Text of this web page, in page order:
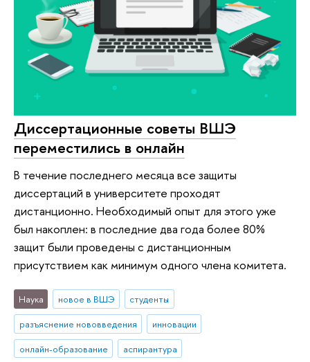
Диссертационные советы ВШЭ
переместились в онлайн
В течение последнего месяца все защиты
диссертаций в университете проходят
дистанционно. Необходимый опыт для этого уже
был накоплен: в последние два года более 80%
защит были проведены с дистанционным
присутствием как минимум одного члена комитета.
Наука новое в ВШЭ
студенты
разъяснение нововведения
инновации
онлайн-образование
аспирантура